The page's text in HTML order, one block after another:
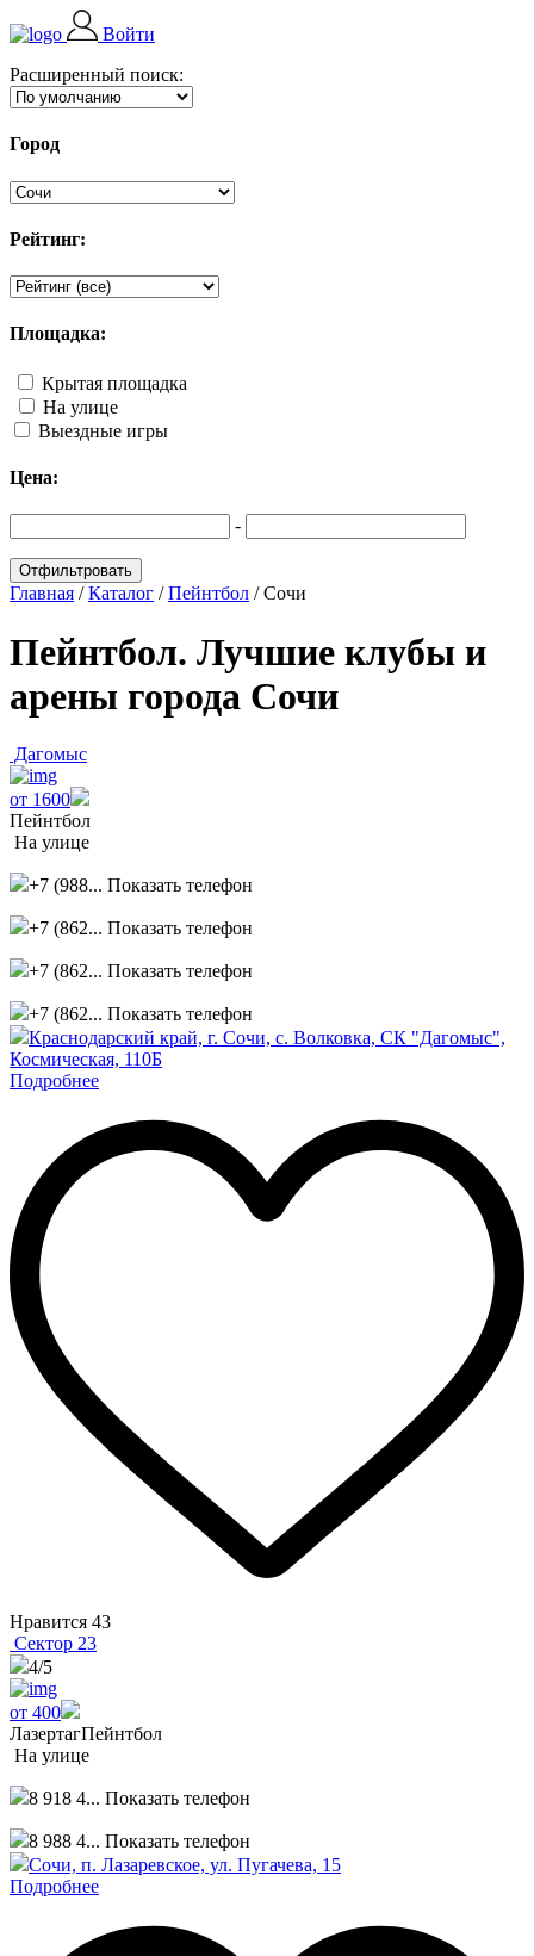
Войти
Расширенный поиск:
Город
Рейтинг:
Площадка:
Крытая площадка
На улице
Выездные игры
Цена:
-
Главная /Каталог /Пейнтбол /Сочи
Пейнтбол. Лучшие клубы и
арены города Сочи
Дагомыс
от 1600
Пейнтбол
На улице
+7 (988... Показать телефон
+7 (862... Показать телефон
+7 (862... Показать телефон
+7 (862... Показать телефон
Краснодарский край, г. Сочи, с. Волковка, СК "Дагомыс",
Космическая, 110Б
Подробнее
Нравится 43
Сектор 23
4/5
от 400
ЛазертагПейнтбол
На улице
8 918 4... Показать телефон
8 988 4... Показать телефон
Сочи, п. Лазаревское, ул. Пугачева, 15
Подробнее